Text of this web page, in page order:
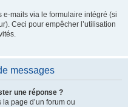
e-mails via le formulaire intégré (si
Ceci pour empêcher l’utilisation
messages
une réponse ?
page d’un forum ou